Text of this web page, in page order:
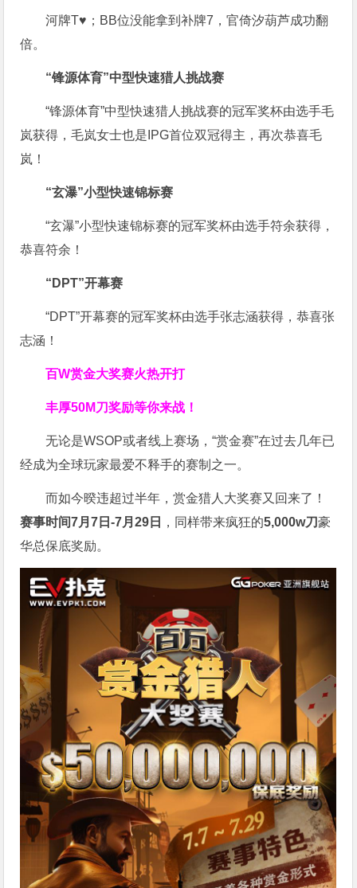
河牌T♥；BB位没能拿到补牌7，官倚汐葫芦成功翻
倍。
“锋源体育”中型快速猎人挑战赛
“锋源体育”中型快速猎人挑战赛的冠军奖杯由选手毛
岚获得，毛岚女士也是IPG首位双冠得主，再次恭喜毛
岚！
“玄瀑”小型快速锦标赛
“玄瀑”小型快速锦标赛的冠军奖杯由选手符余获得，
恭喜符余！
“DPT”开幕赛
“DPT”开幕赛的冠军奖杯由选手张志涵获得，恭喜张
志涵！
百W赏金大奖赛火热开打
丰厚50M刀奖励等你来战！
无论是WSOP或者线上赛场，“赏金赛”在过去几年已
经成为全球玩家最爱不释手的赛制之一。
而如今暌违超过半年，赏金猎人大奖赛又回来了！
赛事时间7月7日-7月29日
，同样带来疯狂的5,000w刀豪
华总保底奖励。